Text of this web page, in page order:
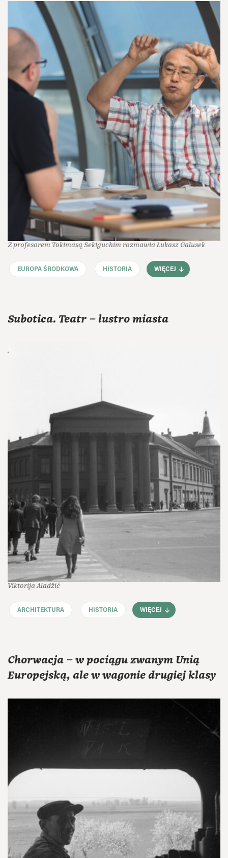
Z profesorem Tokimasą Sekiguchim rozmawia Łukasz Galusek
EUROPA ŚRODKOWA HISTORIA WIĘCEJ
Subotica. Teatr – lustro miasta
Viktorija Aladžić
ARCHITEKTURA HISTORIA WIĘCEJ
Chorwacja – w pociągu zwanym Unią
Europejską, ale w wagonie drugiej klasy